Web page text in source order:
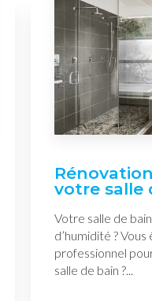
votre salle
Votre salle de
d’humidité ?
professionnel
salle de bain ?...